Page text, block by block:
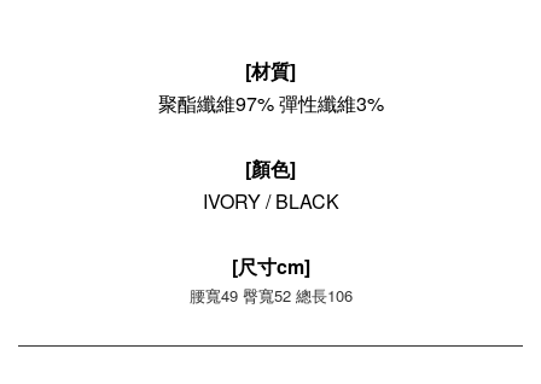
[材質]
聚酯纖維97% 彈性纖維3%
[顏色]
IVORY / BLACK
[尺寸cm]
腰寬49 臀寬52 總長106